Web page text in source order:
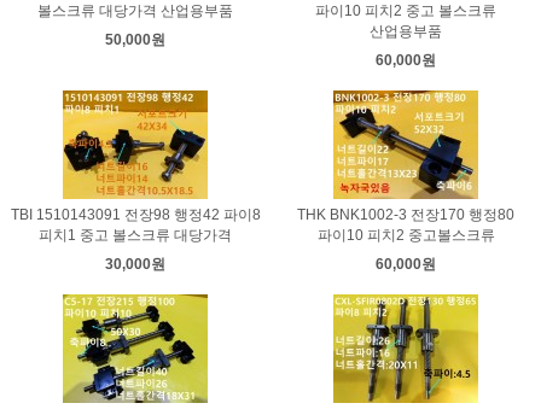
볼스크류 대당가격 산업용부품
50,000원
파이10 피치2 중고 볼스크류
산업용부품
60,000원
TBI 1510143091 전장98 행정42 파이8
피치1 중고 볼스크류 대당가격
30,000원
THK BNK1002-3 전장170 행정80
파이10 피치2 중고볼스크류
60,000원